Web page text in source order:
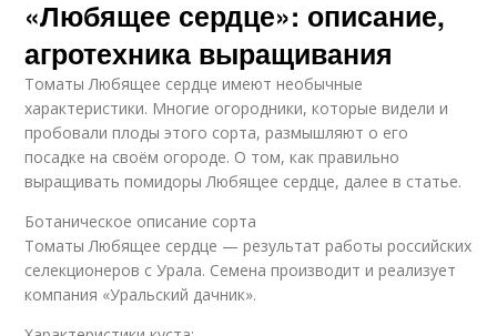
«Любящее сердце»: описание,
агротехника выращивания
Томаты Любящее сердце имеют необычные
характеристики. Многие огородники, которые видели и
пробовали плоды этого сорта, размышляют о его
посадке на своём огороде. О том, как правильно
выращивать помидоры Любящее сердце, далее в статье.
Ботаническое описание сорта
Томаты Любящее сердце — результат работы российских
селекционеров с Урала. Семена производит и реализует
компания «Уральский дачник».